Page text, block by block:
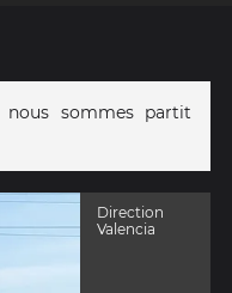
nous sommes partit
Direction
Valencia